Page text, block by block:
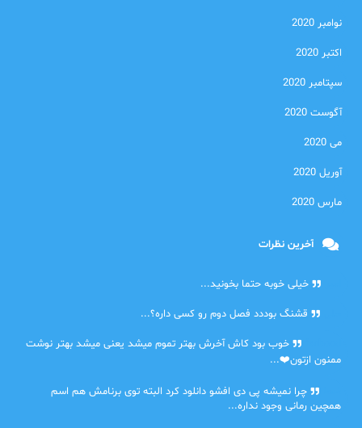
نوامبر 2020
اکتبر 2020
سپتامبر 2020
آگوست 2020
می 2020
آوریل 2020
مارس 2020
آخرین نظرات
خیلی خوبه حتما بخونید...
قشنگ بوددد فصل دوم رو کسی داره؟...
خوب بود کاش آخرش بهتر تموم میشد یعنی میشد بهتر نوشت
ممنون ازتون❤️...
چرا نمیشه پی دی افشو دانلود کرد البته توی برنامش هم اسم
همچین رمانی وجود نداره...